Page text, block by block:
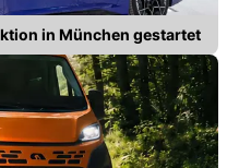
in München gestartet